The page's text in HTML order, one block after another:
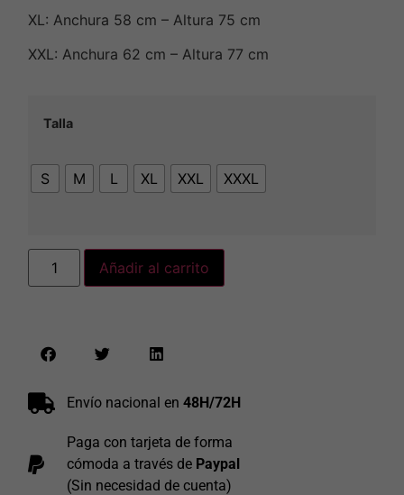
XL: Anchura 58 cm – Altura 75 cm
XXL: Anchura 62 cm – Altura 77 cm
Talla
S M L XL XXL XXXL
Añadir al carrito
Envío nacional en 48H/72H
Paga con tarjeta de forma
cómoda a través de Paypal
(Sin necesidad de cuenta)